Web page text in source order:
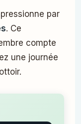
par
. Ce
compte
une journée